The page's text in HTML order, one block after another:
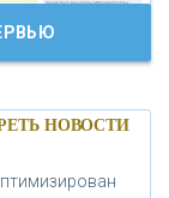
впервые за
НОВОСТИ